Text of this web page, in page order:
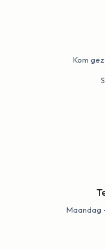
Kom
Maandag